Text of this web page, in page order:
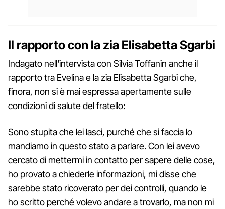
Il rapporto con la zia Elisabetta Sgarbi
Indagato nell'intervista con Silvia Toffanin anche il
rapporto tra Evelina e la zia Elisabetta Sgarbi che,
finora, non si è mai espressa apertamente sulle
condizioni di salute del fratello:
Sono stupita che lei lasci, purché che si faccia lo
mandiamo in questo stato a parlare. Con lei avevo
cercato di mettermi in contatto per sapere delle cose,
ho provato a chiederle informazioni, mi disse che
sarebbe stato ricoverato per dei controlli, quando le
ho scritto perché volevo andare a trovarlo, ma non mi